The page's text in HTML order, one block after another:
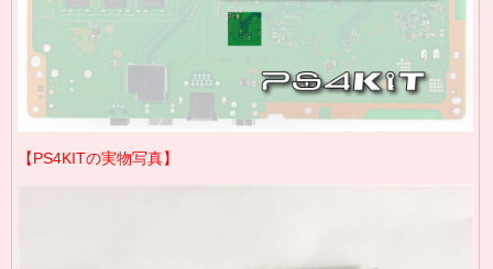
【PS4KITの実物写真】